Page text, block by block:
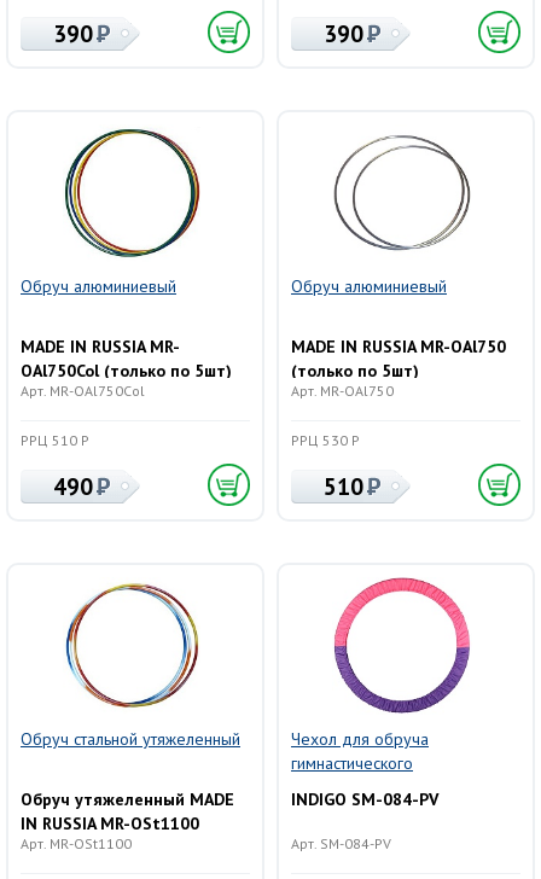
390 390
Обруч алюминиевый
MADE IN RUSSIA MR-
OAl750Col (только по 5шт)
Арт. MR-OAl750Col
РРЦ 510 Р
490
Обруч алюминиевый
MADE IN RUSSIA MR-OAl750
(только по 5шт)
Арт. MR-OAl750
РРЦ 530 Р
510
Обруч стальной утяжеленный
Обруч утяжеленный MADE
IN RUSSIA MR-OSt1100
(только по 5шт)
Арт. MR-OSt1100
Чехол для обруча
гимнастического
INDIGO SM-084-PV
Арт. SM-084-PV